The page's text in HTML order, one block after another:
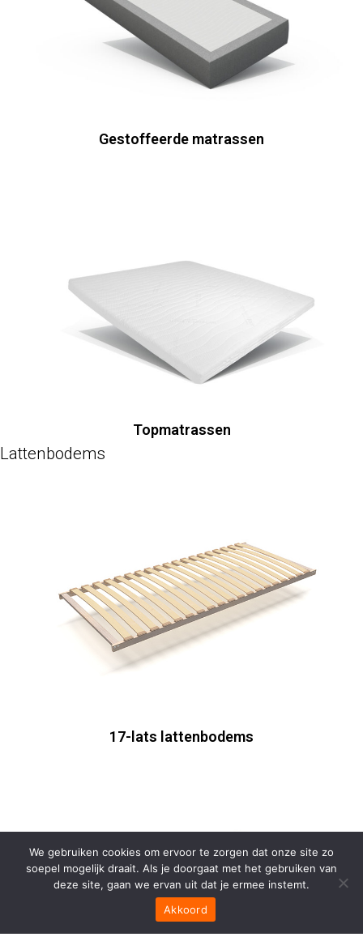
Gestoffeerde matrassen
Topmatrassen
Lattenbodems
17-lats lattenbodems
We gebruiken cookies om ervoor te zorgen dat onze site zo
soepel mogelijk draait. Als je doorgaat met het gebruiken van
deze site, gaan we ervan uit dat je ermee instemt.
Akkoord